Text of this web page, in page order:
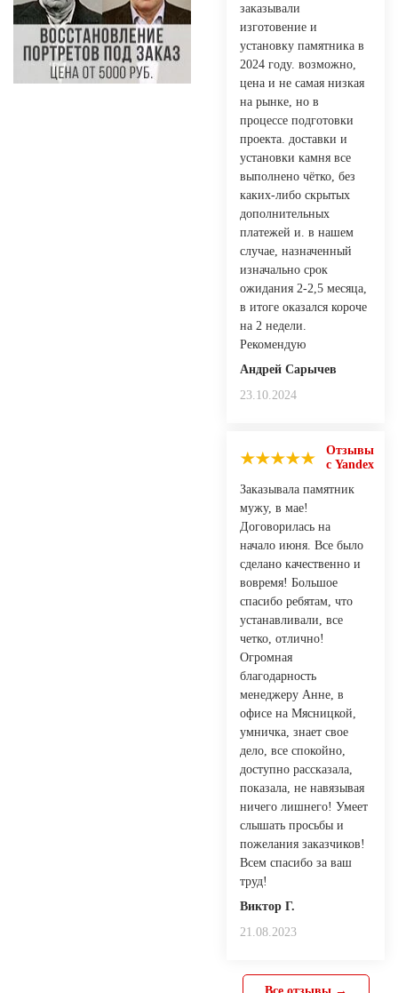
заказывали
изготовение и
установку памятника в
2024 году. возможно,
цена и не самая низкая
на рынке, но в
процессе подготовки
проекта. доставки и
установки камня все
выполнено чётко, без
каких-либо скрытых
дополнительных
платежей и. в нашем
случае, назначенный
изначально срок
ожидания 2-2,5 месяца,
в итоге оказался короче
на 2 недели.
Рекомендую
Андрей Сарычев
23.10.2024
Отзывы
с Yandex
Заказывала памятник
мужу, в мае!
Договорилась на
начало июня. Все было
сделано качественно и
вовремя! Большое
спасибо ребятам, что
устанавливали, все
четко, отлично!
Огромная
благодарность
менеджеру Анне, в
офисе на Мясницкой,
умничка, знает свое
дело, все спокойно,
доступно рассказала,
показала, не навязывая
ничего лишнего! Умеет
слышать просьбы и
пожелания заказчиков!
Всем спасибо за ваш
труд!
Виктор Г.
21.08.2023